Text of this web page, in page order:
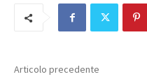
Articolo precedente